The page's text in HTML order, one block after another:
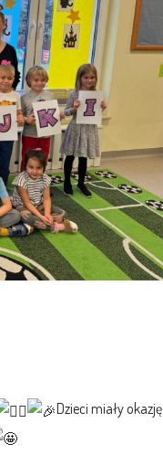
Dzieci miały okazję